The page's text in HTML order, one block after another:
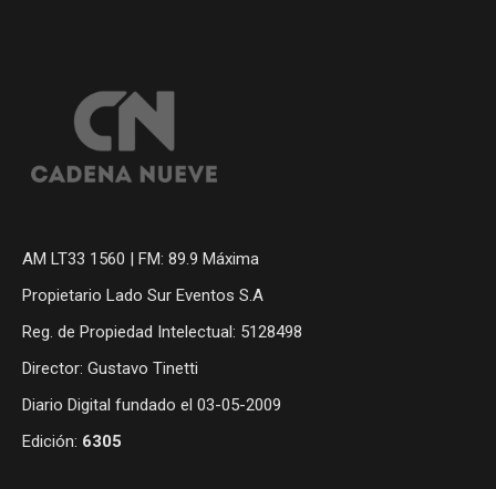
AM LT33 1560 | FM: 89.9 Máxima
Propietario Lado Sur Eventos S.A
Reg. de Propiedad Intelectual: 5128498
Director: Gustavo Tinetti
Diario Digital fundado el 03-05-2009
Edición: 6305